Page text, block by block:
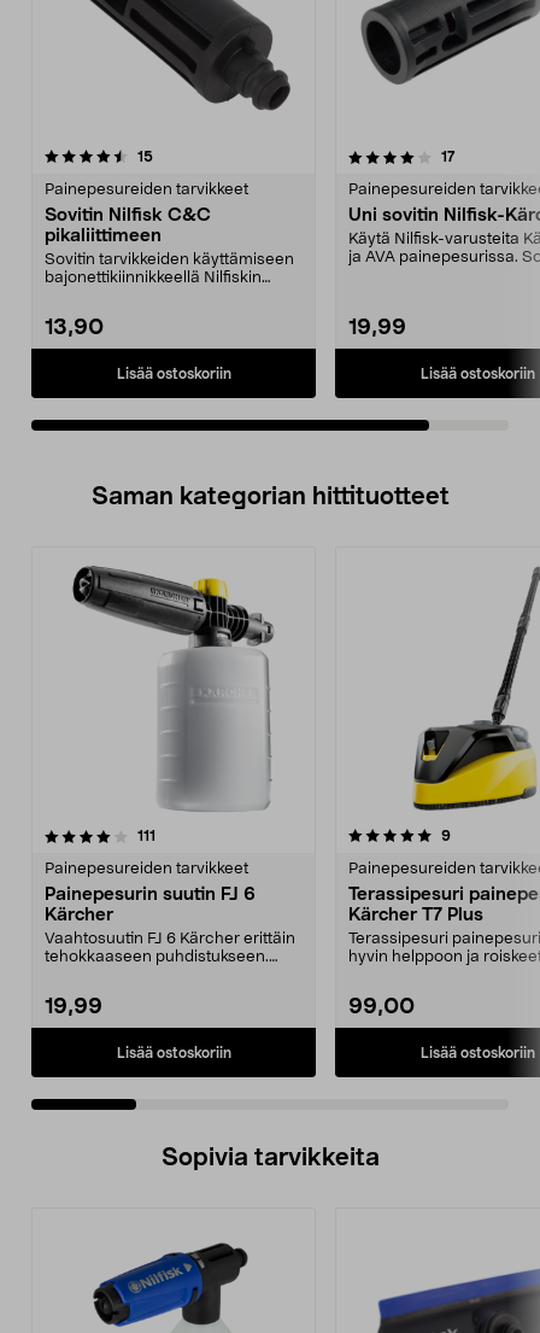
15arvostelut
Painepesureiden tarvikkeet
Sovitin Nilfisk C&C
pikaliittimeen
Sovitin tarvikkeiden käyttämiseen
bajonettikiinnikkeellä Nilfiskin
13,90
Lisää ostoskoriin
4.0viidestä
17arvostelut
Painepesureiden
Uni sovitin Nilfisk-
Käytä Nilfisk-varusteita
ja AVA painepesurissa.
19,99
Lisää ostoskoriin
Saman kategorian hittituotteet
111
Painepesureiden tarvikkeet
Painepesurin suutin FJ 6
Kärcher
Vaahtosuutin FJ 6 Kärcher erittäin
tehokkaaseen puhdistukseen.
19,99
Lisää ostoskoriin
5.0 viidestä
9arvostelut
Painepesureiden
Terassipesuri
Kärcher T7 Plus
Terassipesuri
hyvin helppoon ja
99,00
Lisää ostoskoriin
4.5 viidestä
Sopivia tarvikkeita